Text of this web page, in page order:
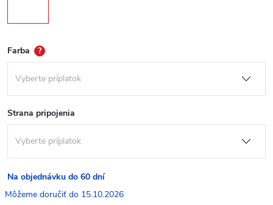
Farba ?
Strana pripojenia
Na objednávku do 60 dní
15.10.2026